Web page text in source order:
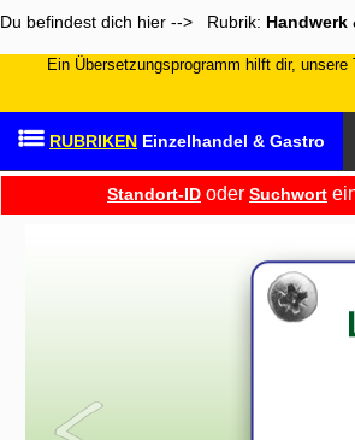
Du befindest dich hier --> Rubrik: Handwerk
Ein Übersetzungsprogramm hilft dir,
RUBRIKEN Einzelhandel & Gastro
Standort-ID oder Suchwort